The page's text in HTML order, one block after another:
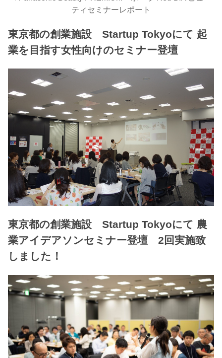
ティセミナーレポート
東京都の創業施設 Startup Tokyoにて 起
業を目指す女性向けのセミナー登壇
東京都の創業施設 Startup Tokyoにて 農
業アイデアソンセミナー登壇 2回実施致
しました！